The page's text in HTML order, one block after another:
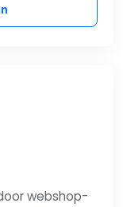
webshop-